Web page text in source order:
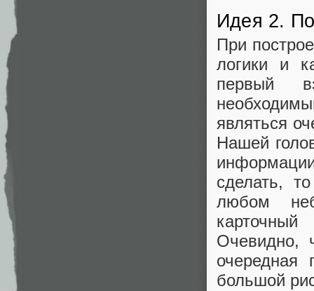
Идея 2.
При
логики и
первый
являться
Нашей
сделать,
любом
Очевидно,
очередная
большой